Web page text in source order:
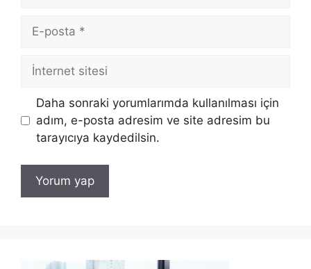
posta
İnternet
Daha sonraki yorumlarımda kullanılması için
adım, e-posta adresim ve site adresim bu
tarayıcıya kaydedilsin.